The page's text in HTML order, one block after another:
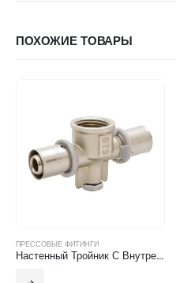
ПОХОЖИЕ ТОВАРЫ
ПРЕССОВЫЕ ФИТИНГИ
Настенный Тройник С Внутренней Резьбой